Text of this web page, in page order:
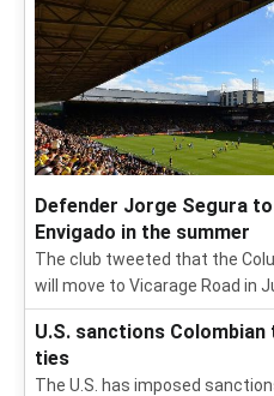
Defender Jorge Segura
Envigado in the summer
The club tweeted that the
will move to Vicarage Road in
U.S. sanctions
ties
The U.S. has imposed